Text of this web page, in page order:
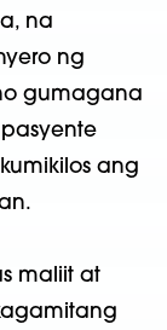
na
ng
gumagana
ang
maliit at